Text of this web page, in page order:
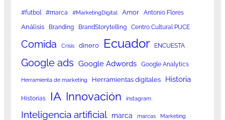
#futbol #marca #MarketingDigital Amor Antonio Flores
Análisis Branding BrandStorytelling Centro Cultural PUCE
Comida Crisis dinero Ecuador ENCUESTA
Google ads Google Adwords Google Analytics
Herramienta de marketing Herramientas digitales Historia
Historias IA Innovación instagram
Inteligencia artificial marca marcas Marketing